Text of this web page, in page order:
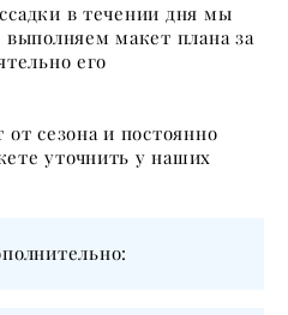
в течении дня мы
макет плана за
его
от сезона и постоянно
уточнить у наших